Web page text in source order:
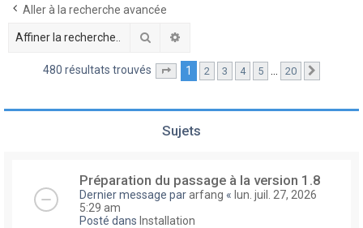
Aller à la recherche avancée
Rechercher
480 résultats trouvés Page sur20
1 2 3 4 5 … 20
Sujets
Préparation du passage à la version 1.8
Dernier message pararfang « lun. juil. 27, 2026
5:29 am
Posté dans Installation